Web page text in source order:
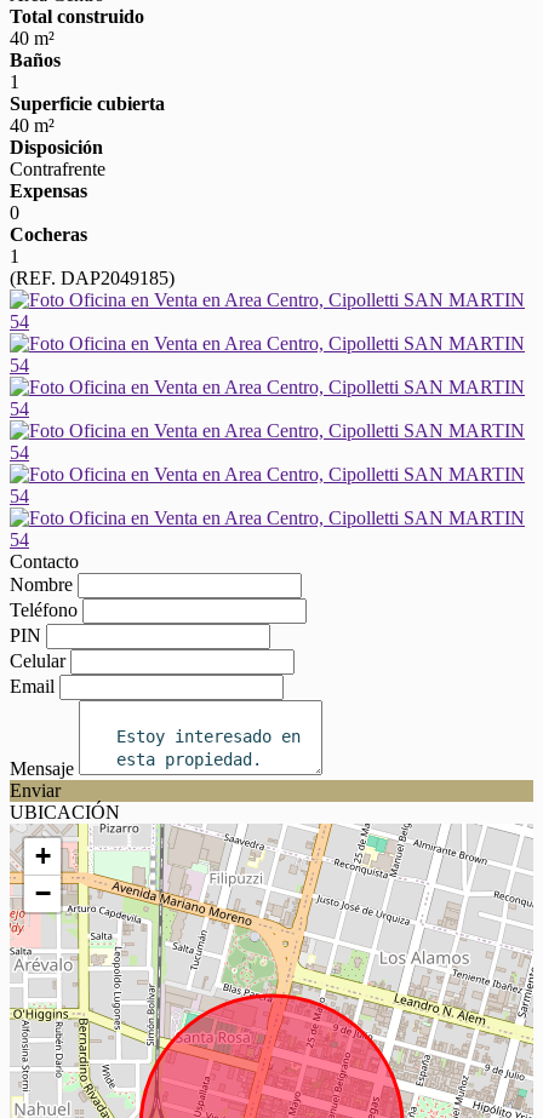
Total construido
40 m²
Baños
1
Superficie cubierta
40 m²
Disposición
Contrafrente
Expensas
0
Cocheras
1
(REF. DAP2049185)
Contacto
Nombre
Teléfono
PIN
Celular
Email
Mensaje
Enviar
UBICACIÓN
+
−